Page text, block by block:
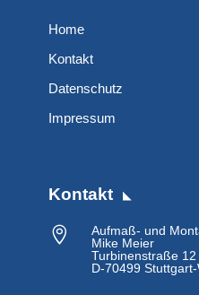
Home
Kontakt
Datenschutz
Impressum
Kontakt

Aufmaß- und
Mike Meier
Turbinenstraße 12
D-70499